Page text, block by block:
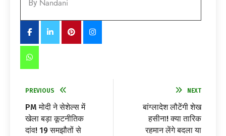
By Nandani
PREVIOUS
PM मोदी ने सेशेल्स में
खेला बड़ा कूटनीतिक
दांव! 19 समझौतों से
NEXT
बांग्लादेश लौटेंगी शेख
हसीना! क्या तारिक
रहमान लेंगे बदला या